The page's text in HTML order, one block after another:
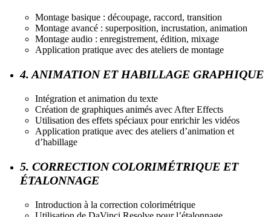
Montage basique : découpage, raccord, transition
Montage avancé : superposition, incrustation, animation
Montage audio : enregistrement, édition, mixage
Application pratique avec des ateliers de montage
4. ANIMATION ET HABILLAGE GRAPHIQUE
Intégration et animation du texte
Création de graphiques animés avec After Effects
Utilisation des effets spéciaux pour enrichir les vidéos
Application pratique avec des ateliers d’animation et
d’habillage
5. CORRECTION COLORIMÉTRIQUE ET
ÉTALONNAGE
Introduction à la correction colorimétrique